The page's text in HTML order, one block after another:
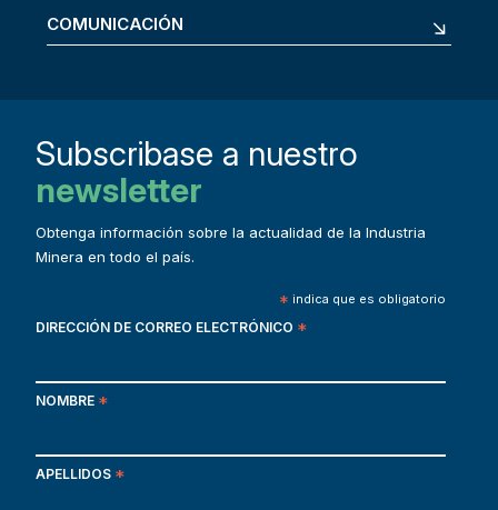
COMUNICACIÓN
Subscribase a nuestro
newsletter
Obtenga información sobre la actualidad de la Industria
Minera en todo el país.
* indica que es obligatorio
DIRECCIÓN DE CORREO ELECTRÓNICO *
NOMBRE *
APELLIDOS *